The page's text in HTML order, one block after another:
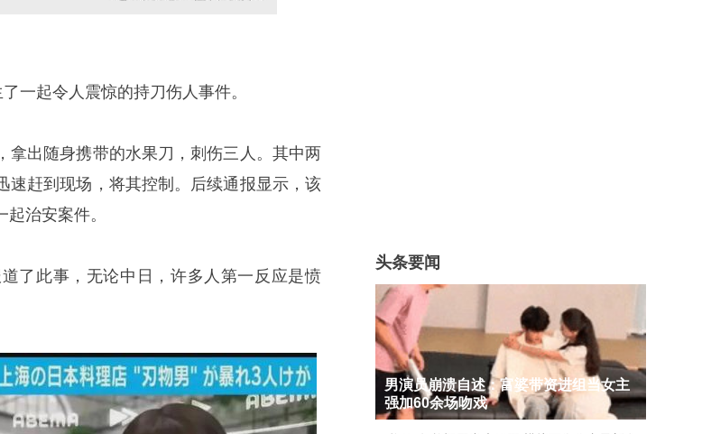
一起令人震惊的持刀伤人事件。
拿出随身携带的水果刀，刺伤三人。其中两
速赶到现场，将其控制。后续通报显示，该
治安案件。
了此事，无论中日，许多人第一反应是愤
头条要闻
男演员崩溃自述：富婆带资进组当女主
强加60余场吻戏